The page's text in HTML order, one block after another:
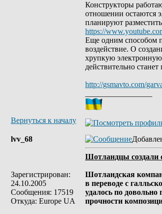
Конструкторы
отношении остаются
планируют
https://
Еще одним способом
воздействие. О
хрупкую электронную
действительно
http://gsmavto.com/
Вернуться к началу
lvv_68
Зарегистрирован:
24.10.2005
Сообщения: 17519
Откуда: Europe UA
Шотландцы создали
Шотландская
в переводе с
удалось по
прочности